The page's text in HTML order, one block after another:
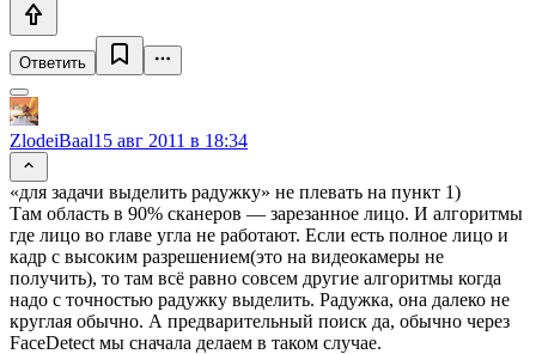
Ответить
ZlodeiBaal15 авг 2011 в 18:34
«для задачи выделить радужку» не плевать на пункт 1)
Там область в 90% сканеров — зарезанное лицо. И алгоритмы
где лицо во главе угла не работают. Если есть полное лицо и
кадр с высоким разрешением(это на видеокамеры не
получить), то там всё равно совсем другие алгоритмы когда
надо с точностью радужку выделить. Радужка, она далеко не
круглая обычно. А предварительный поиск да, обычно через
FaceDetect мы сначала делаем в таком случае.